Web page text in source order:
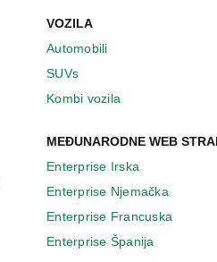
VOZILA
Automobili
SUVs
Kombi vozila
MEĐUNARODNE WEB
Enterprise Irska
Enterprise Njemačka
Enterprise Francuska
Enterprise Španija